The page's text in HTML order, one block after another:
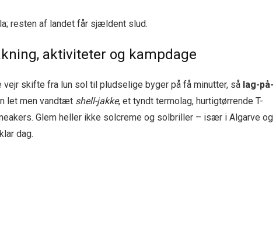
resten af landet får sjældent slud.
aktiviteter og kampdage
skifte fra lun sol til pludselige byger på få minutter, så lag-på-
let men vandtæt shell-jakke, et tyndt termolag, hurtigtørrende T-
Glem heller ikke solcreme og solbriller – især i Algarve og
dag.